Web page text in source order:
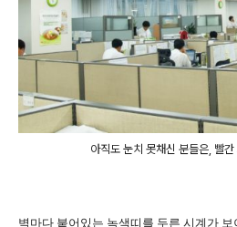
아직도 눈치 못채신 분들은, 빨
벽마다 붙어있는 녹색띠를 두른 시계가 보